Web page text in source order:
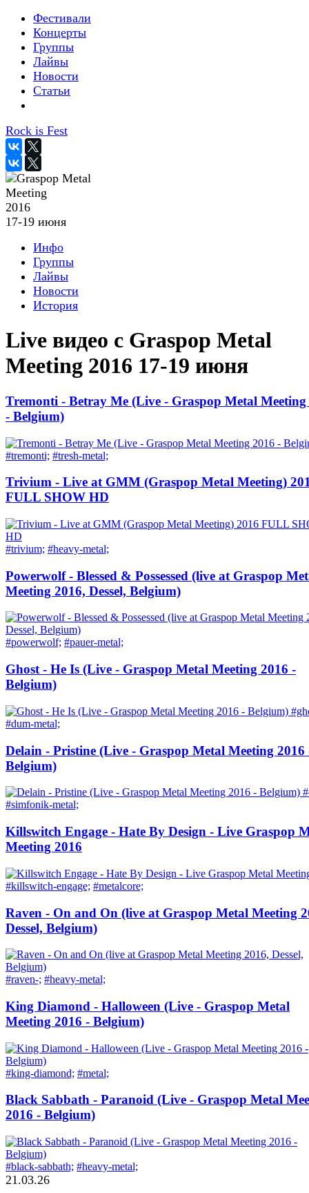
Фестивали
Концерты
Группы
Лайвы
Новости
Статьи
Rock is Fest
2016
17-19 июня
Инфо
Группы
Лайвы
Новости
История
Live видео с Graspop Metal
Meeting 2016 17-19 июня
Tremonti - Betray Me (Live - Graspop Metal Meeting
- Belgium)
#tremonti; #tresh-metal;
Trivium - Live at GMM (Graspop Metal Meeting)
FULL SHOW HD
#trivium; #heavy-metal;
Powerwolf - Blessed & Possessed (live at Graspop
Meeting 2016, Dessel, Belgium)
#powerwolf; #pauer-metal;
Ghost - He Is (Live - Graspop Metal Meeting 2016 -
Belgium)
#dum-metal;
Delain - Pristine (Live - Graspop Metal Meeting 2016
Belgium)
#simfonik-metal;
Killswitch Engage - Hate By Design - Live Graspop
Meeting 2016
#killswitch-engage; #metalcore;
Raven - On and On (live at Graspop Metal Meeting
Dessel, Belgium)
#raven-; #heavy-metal;
King Diamond - Halloween (Live - Graspop Metal
Meeting 2016 - Belgium)
#king-diamond; #metal;
Black Sabbath - Paranoid (Live - Graspop Metal
2016 - Belgium)
#black-sabbath; #heavy-metal;
21.03.26